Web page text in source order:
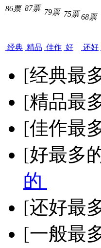
86票
经典
87票
精品
79票
佳作
75票
好
68票
还好
[经典最
[精品最
[佳作最
[好最多
的
[还好最
[一般最